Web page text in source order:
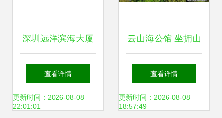
深圳远洋滨海大厦
蛇口新地标写字楼
项目深度解析与蛇
查看详情
更新时间：2026-08-08
22:01:01
云山海公馆 坐拥山
海胜景，近享健康
护航
查看详情
更新时间：2026-08-08
18:57:49